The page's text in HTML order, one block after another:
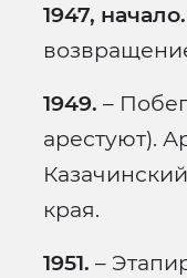
1947, начало.
1949. –
арестуют).
края.
1951. –